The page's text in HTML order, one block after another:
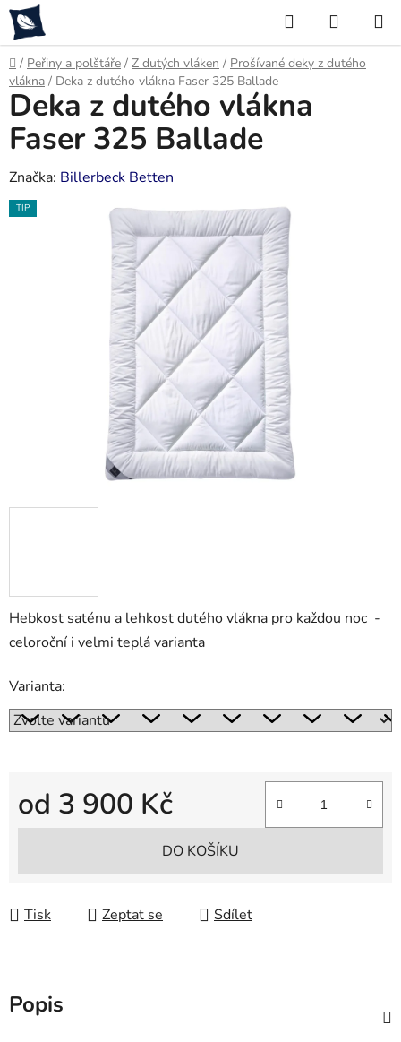
Přejít
na
obsah
Hledat
KOŠÍK
Domů
/ Peřiny a polštáře / Z dutých vláken / Prošívané deky z dutého
vlákna / Deka z dutého vlákna Faser 325 Ballade
Hebkost saténu a lehkost dutého vlákna pro každou noc -
celoroční i velmi teplá varianta
Varianta:
od 3 900 Kč
Měrná cena:
DO KOŠÍKU
Tisk Zeptat se Sdílet
Deka z dutého vlákna
Faser 325 Ballade
Značka: Billerbeck Betten
TIP
Popis